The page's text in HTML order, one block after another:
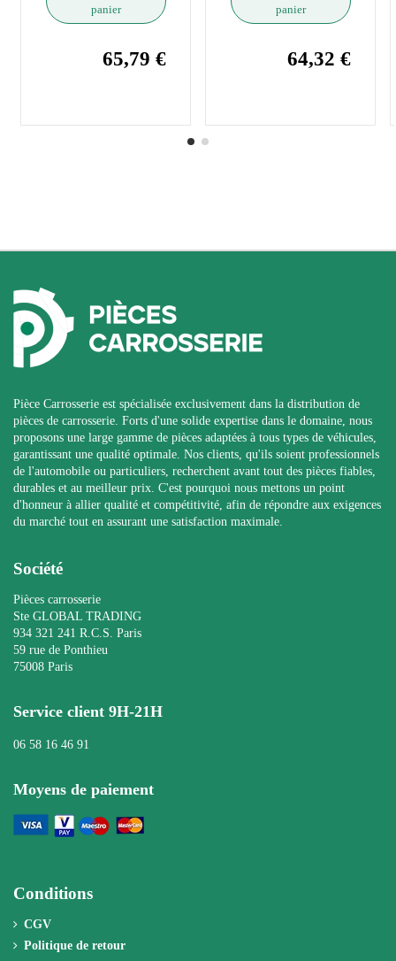
panier
65,79 €
panier
64,32 €
Pièce Carrosserie est spécialisée exclusivement dans la distribution de
pièces de carrosserie. Forts d'une solide expertise dans le domaine, nous
proposons une large gamme de pièces adaptées à tous types de véhicules,
garantissant une qualité optimale. Nos clients, qu'ils soient professionnels
de l'automobile ou particuliers, recherchent avant tout des pièces fiables,
durables et au meilleur prix. C'est pourquoi nous mettons un point
d'honneur à allier qualité et compétitivité, afin de répondre aux exigences
du marché tout en assurant une satisfaction maximale.
Société
Pièces carrosserie
Ste GLOBAL TRADING
934 321 241 R.C.S. Paris
59 rue de Ponthieu
75008 Paris
Service client 9H-21H
06 58 16 46 91
Moyens de paiement
Conditions
CGV
Politique de retour